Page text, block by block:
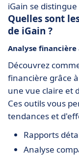
iGain se
Quelles sont
de iGain ?
Analyse
Découvrez
financière grâce
une vue claire et
Ces outils vous
tendances et
Rapports
Analyse